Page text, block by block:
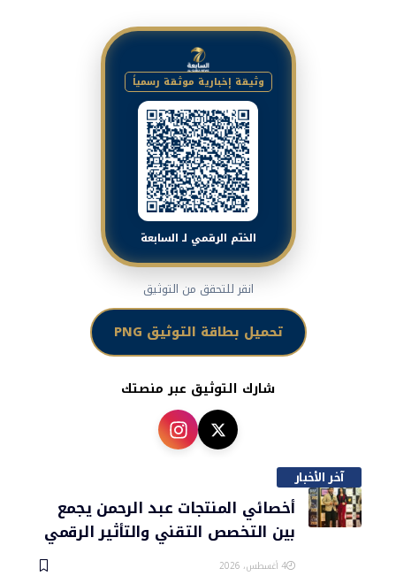
وثيقة إخبارية موثقة رسمياً
الختم الرقمي لـ السابعة
انقر للتحقق من التوثيق
تحميل بطاقة التوثيق PNG
شارك التوثيق عبر منصتك
آخر الأخبار
أخصائي المنتجات عبد الرحمن يجمع
بين التخصص التقني والتأثير الرقمي
4 أغسطس، 2026